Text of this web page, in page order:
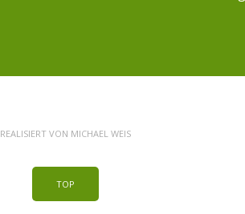
REALISIERT VON MICHAEL WEIS
TOP